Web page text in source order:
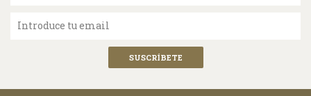
Introduce tu email